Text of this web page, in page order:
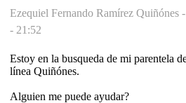
Ezequiel Fernando Ramírez Quiñónes -
- 21:52
Estoy en la busqueda de mi parentela
línea Quiñónes.
Alguien me puede ayudar?